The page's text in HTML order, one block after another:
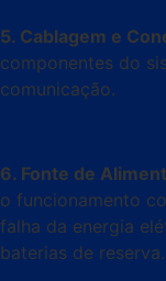
5. Cablagem e
componentes do
comunicação.
6. Fonte de
o funcionamento
falha da energia
baterias de reserva.